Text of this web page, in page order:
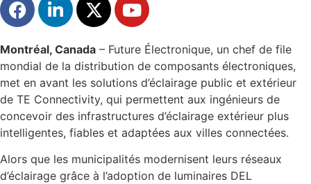
Montréal, Canada – Future Électronique, un chef de file
mondial de la distribution de composants électroniques,
met en avant les solutions d’éclairage public et extérieur
de TE Connectivity, qui permettent aux ingénieurs de
concevoir des infrastructures d’éclairage extérieur plus
intelligentes, fiables et adaptées aux villes connectées.
Alors que les municipalités modernisent leurs réseaux
d’éclairage grâce à l’adoption de luminaires DEL